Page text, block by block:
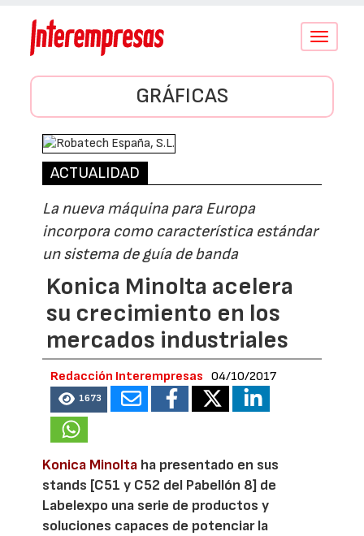
Conmutar
GRÁFICAS
ACTUALIDAD
La nueva máquina para Europa
incorpora como característica estándar
un sistema de guía de banda
Konica Minolta acelera
su crecimiento en los
mercados industriales
Redacción Interempresas 04/10/2017
1673
Konica Minolta ha presentado en sus
stands [C51 y C52 del Pabellón 8] de
Labelexpo una serie de productos y
soluciones capaces de potenciar la